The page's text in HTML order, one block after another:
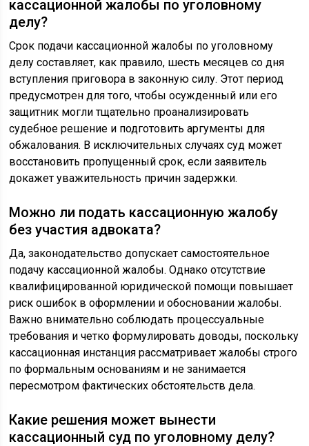
кассационной жалобы по уголовному
делу?
Срок подачи кассационной жалобы по уголовному
делу составляет, как правило, шесть месяцев со дня
вступления приговора в законную силу. Этот период
предусмотрен для того, чтобы осужденный или его
защитник могли тщательно проанализировать
судебное решение и подготовить аргументы для
обжалования. В исключительных случаях суд может
восстановить пропущенный срок, если заявитель
докажет уважительность причин задержки.
Можно ли подать кассационную жалобу
без участия адвоката?
Да, законодательство допускает самостоятельное
подачу кассационной жалобы. Однако отсутствие
квалифицированной юридической помощи повышает
риск ошибок в оформлении и обосновании жалобы.
Важно внимательно соблюдать процессуальные
требования и четко формулировать доводы, поскольку
кассационная инстанция рассматривает жалобы строго
по формальным основаниям и не занимается
пересмотром фактических обстоятельств дела.
Какие решения может вынести
кассационный суд по уголовному делу?